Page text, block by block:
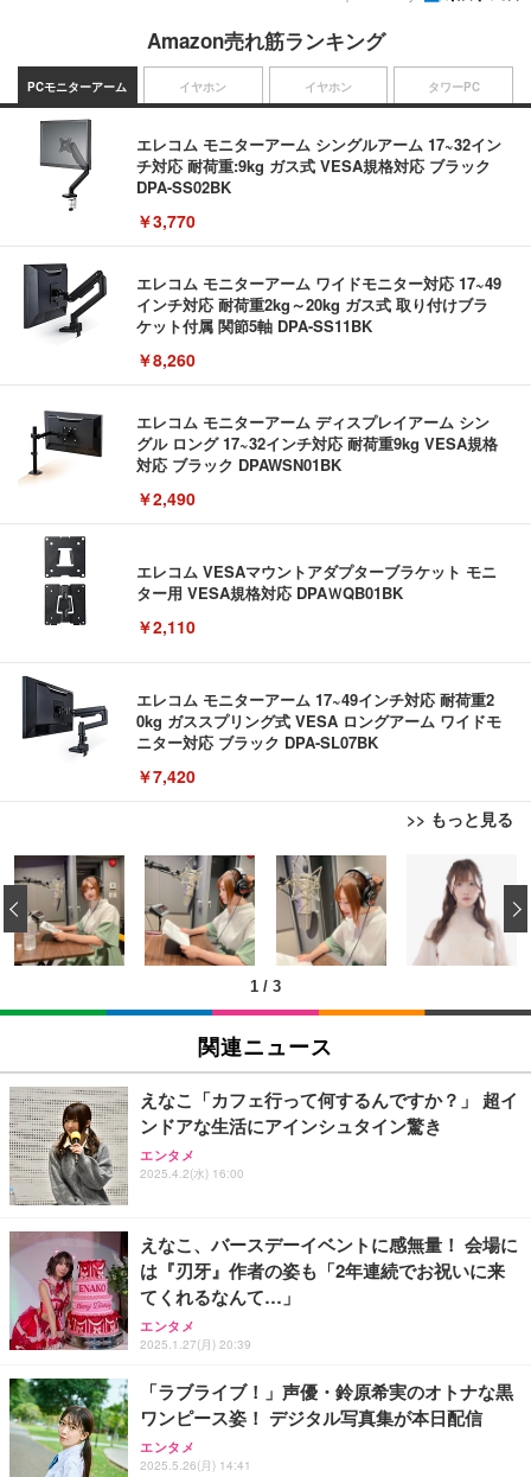
Amazon売れ筋ランキング
PCモニターアーム
エレコム モニターアーム シングルアーム 17~32イン
チ対応 耐荷重:9kg ガス式 VESA規格対応 ブラック
DPA-SS02BK
￥3,770
エレコム モニターアーム ワイドモニター対応 17~49
インチ対応 耐荷重2kg～20kg ガス式 取り付けブラ
ケット付属 関節5軸 DPA-SS11BK
￥8,260
エレコム モニターアーム ディスプレイアーム シン
グル ロング 17~32インチ対応 耐荷重9kg VESA規格
対応 ブラック DPAWSN01BK
￥2,490
エレコム VESAマウントアダプターブラケット モニ
ター用 VESA規格対応 DPAＷQB01BK
￥2,110
エレコム モニターアーム 17~49インチ対応 耐荷重2
0kg ガススプリング式 VESA ロングアーム ワイドモ
ニター対応 ブラック DPA-SL07BK
￥7,420
>> もっと見る
イヤホン
Bluetoothイヤホン ワイヤレスイヤホン IPX7防水
最大60時間再生 2026年最新Bluetooth6.0ブルートゥ
ースイヤホン 全音域HIFI音質低遅延接続瞬時 片耳/
両耳 WEB会議/運動/ゲーム/通学通勤/スポーツ/音楽
用iPhone/Android対応 (002 black)
￥999
Grithope イヤホン タイプC【2026新モデル 耐久
重低音 遅延なし
￥949
Lightning to 3.5mm イヤホンジャック 変換 MFi認
証 【ハイレゾ音質】 内蔵DAC 遅延なし 48ビット/9
6KHz 音量調節対応
【HIFI音質】iphone イヤホンジャック ライトニン
グ イヤホン 変換 MFI認証 4極 内蔵DAC 遅延なし 音
量調節/音楽
寝ホン 睡眠用イヤホン 寝ながら 痛くない 超軽量2.8
g ASMR推薦 ワイヤレス Bluetooth6.1 柔軟性高 安
眠 仕事 ブルー
イヤホン
Bluetoothイヤホン ワイヤレスイヤホン IPX7防水
最大60時間再生 2026年最新Bluetooth6.0ブルートゥ
ースイヤホン 全音域HIFI音質低遅延接続瞬時 片耳/
両耳 WEB会議/運動/ゲーム/通学通勤/スポーツ/音楽
用iPhone/Android対応 (002 black)
￥999
Grithope イヤホン タイプC【2026新モデル 耐久
重低音 遅延なし
￥949
Lightning to 3.5mm イヤホンジャック 変換 MFi認
証 【ハイレゾ音質】 内蔵DAC 遅延なし 48ビット/9
6KHz 音量調節対応
【HIFI音質】iphone イヤホンジャック ライトニン
グ イヤホン 変換 MFI認証 4極 内蔵DAC 遅延なし 音
量調節/音楽
寝ホン 睡眠用イヤホン 寝ながら 痛くない 超軽量2.8
g ASMR推薦 ワイヤレス Bluetooth6.1 柔軟性高 安
眠 仕事 ブルー
タワーPC
TITAN GAMING 【メーカー保証1年】【850W GOL
D電源搭載】 ゲーミングPC デスクトップパソコン
GeForce RTX 5060 Ryzen 7 5700X メモリ32GB NV
Me SSD 2TB Windows 11 Home CX200M ブラック
￥222,000
TITAN GAMING 【メーカー保証1年】【850W GOL
GeForce RTX 5060 Ryzen 7 5700X メモリ32GB NV
Me SSD 2TB Windows 11 Home CX200M ホワイト
￥222,000
【整備済み品】Lenovo ThinkCentre M75s Gen2 Ry
zen 5 PRO 3400G メモリ16GB SSD256GB Window
s11 Pro MS Office 2021 Type-C Wi-Fi Bluetooth D
【整備済み品】 ゲーミングPC デスクトップ タワー
型 UNITCOM biz-h 10世代 Core i7-10700 - RTX 406
0 8G - 32GBメモリ - 大容量 SSD1.0TB - Windows
11 - ゲームPC - プロ仕様 マウスコンピュータ
￥169,800
【整備済み品】Dell OptiPlex SFF Plus 7010 デスク
トップPC Core i5-13500 DDR4 メモリ32GB SSD51
2GB+HDD1TB MS Office 2021 DisplayPort/HDMI U
1 / 3
‹
関連ニュース
えなこ「カフェ行って何するんですか？」 超イ
ンドアな生活にアインシュタイン驚き
エンタメ
2025.4.2(水) 16:00
えなこ、バースデーイベントに感無量！ 会場に
は『刃牙』作者の姿も「2年連続でお祝いに来
てくれるなんて…」
エンタメ
2025.1.27(月) 20:39
「ラブライブ！」声優・鈴原希実のオトナな黒
ワンピース姿！ デジタル写真集が本日配信
エンタメ
2025.5.26(月) 14:41